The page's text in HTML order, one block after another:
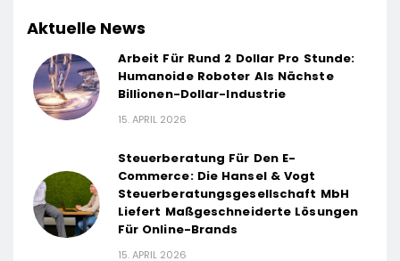
Aktuelle News
Arbeit Für Rund 2 Dollar Pro Stunde:
Humanoide Roboter Als Nächste
Billionen-Dollar-Industrie
15. APRIL 2026
Steuerberatung Für Den E-
Commerce: Die Hansel & Vogt
Steuerberatungsgesellschaft MbH
Liefert Maßgeschneiderte Lösungen
Für Online-Brands
15. APRIL 2026